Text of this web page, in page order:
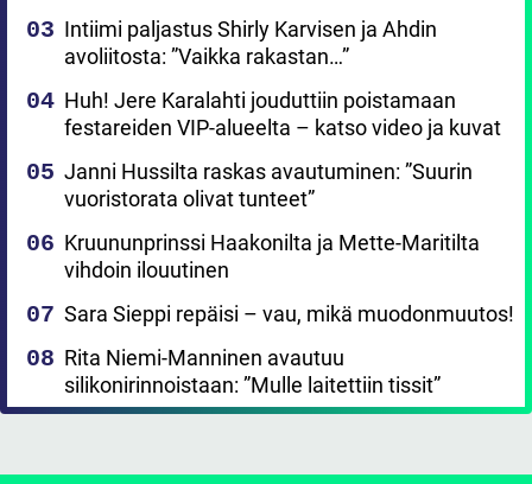
Intiimi paljastus Shirly Karvisen ja Ahdin
avoliitosta: ”Vaikka rakastan…”
Huh! Jere Karalahti jouduttiin poistamaan
festareiden VIP-alueelta – katso video ja kuvat
Janni Hussilta raskas avautuminen: ”Suurin
vuoristorata olivat tunteet”
Kruununprinssi Haakonilta ja Mette-Maritilta
vihdoin ilouutinen
Sara Sieppi repäisi – vau, mikä muodonmuutos!
Rita Niemi-Manninen avautuu
silikonirinnoistaan: ”Mulle laitettiin tissit”